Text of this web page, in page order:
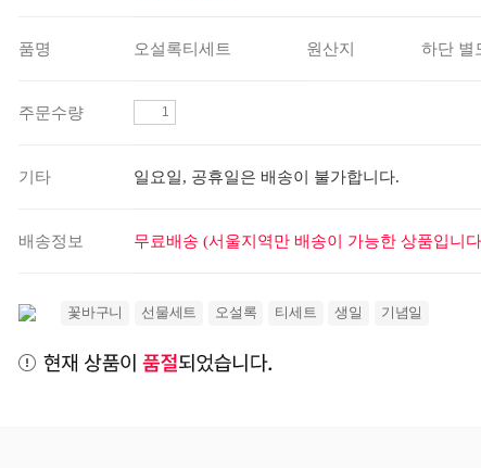
품명 오설록티세트 원산지 하단 별
주문수량
기타 일요일, 공휴일은 배송이 불가합니다.
배송정보 무료배송 (서울지역만 배송이 가능한 상품입니
꽃바구니 선물세트 오설록 티세트 생일 기념일